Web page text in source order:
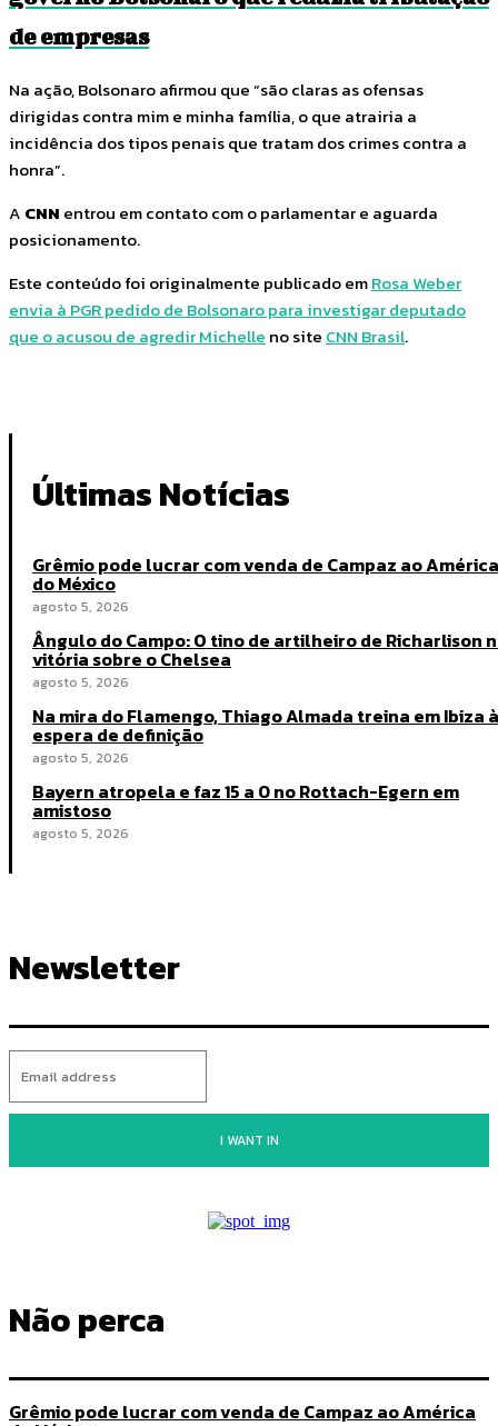
de empresas
Na ação, Bolsonaro afirmou que “são claras as ofensas
dirigidas contra mim e minha família, o que atrairia a
incidência dos tipos penais que tratam dos crimes contra a
honra”.
A CNN entrou em contato com o parlamentar e aguarda
posicionamento.
Este conteúdo foi originalmente publicado emRosa Weber
envia à PGR pedido de Bolsonaro para investigar deputado
que o acusou de agredir Michelle no site CNN Brasil.
Últimas Notícias
Grêmio pode lucrar com venda de Campaz ao América
do México
agosto 5, 2026
Ângulo do Campo: O tino de artilheiro de Richarlison
vitória sobre o Chelsea
agosto 5, 2026
Na mira do Flamengo, Thiago Almada treina em Ibiza à
espera de definição
agosto 5, 2026
Bayern atropela e faz 15 a 0 no Rottach-Egern em
amistoso
agosto 5, 2026
Newsletter
I WANT IN
Não perca
Grêmio pode lucrar com venda de Campaz ao América